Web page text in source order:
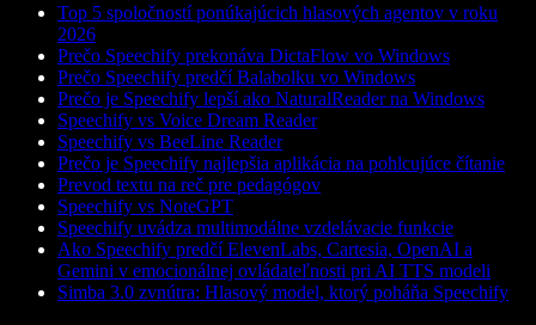
Top 5 spoločností ponúkajúcich hlasových agentov v roku
2026
Prečo Speechify prekonáva DictaFlow vo Windows
Prečo Speechify predčí Balabolku vo Windows
Prečo je Speechify lepší ako NaturalReader na Windows
Speechify vs Voice Dream Reader
Speechify vs BeeLine Reader
Prečo je Speechify najlepšia aplikácia na pohlcujúce čítanie
Prevod textu na reč pre pedagógov
Speechify vs NoteGPT
Speechify uvádza multimodálne vzdelávacie funkcie
Ako Speechify predčí ElevenLabs, Cartesia, OpenAI a
Gemini v emocionálnej ovládateľnosti pri AI TTS modeli
Simba 3.0 zvnútra: Hlasový model, ktorý poháňa Speechify